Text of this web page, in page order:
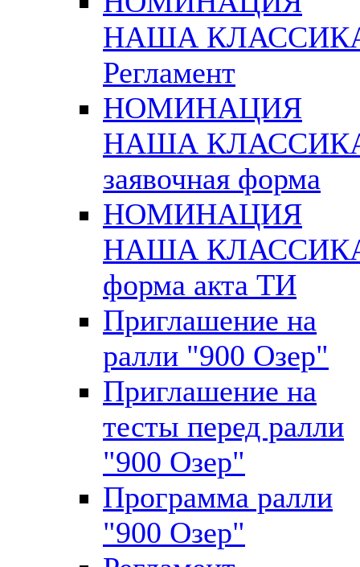
НАША
Регламент
НОМИНАЦИЯ
НАША
заявочная форма
НОМИНАЦИЯ
НАША
форма акта ТИ
Приглашение на
ралли "900 Озер"
Приглашение на
тесты перед ралли
"900 Озер"
Программа ралли
"900 Озер"